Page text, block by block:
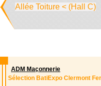
Allée Toiture < (Hall C)
ADM Maçonnerie
Sélection BatiExpo Clermont